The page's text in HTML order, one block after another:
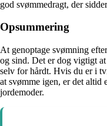
god svømmedragt, der
Opsummering
At genoptage svømning
og sind. Det er dog vigtigt
selv for hårdt. Hvis du er i
at svømme igen, er det altid
jordemoder.